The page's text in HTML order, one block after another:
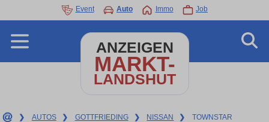
Event Auto Immo Job
ANZEIGEN
MARKT-
LANDSHUT
❯ AUTOS ❯ GOTTFRIEDING ❯ NISSAN ❯ TOWNSTAR